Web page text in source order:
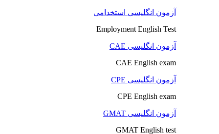
آزمون انگلیسی استخدامی
Employment English Test
آزمون انگلیسی CAE
CAE English exam
آزمون انگلیسی CPE
CPE English exam
آزمون انگلیسی GMAT
GMAT English test